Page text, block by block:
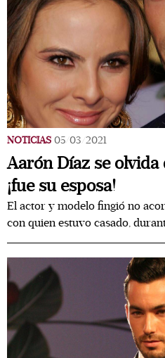
NOTICIAS 05/03/2021
Aarón Díaz se olvida
¡fue su esposa!
El actor y modelo fingió no
con quien estuvo casado,